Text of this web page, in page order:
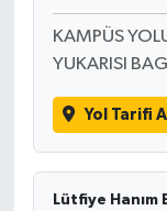
KAMPÜS
YUKARISI
Yol Tarifi Al
Lütfiye Hanım